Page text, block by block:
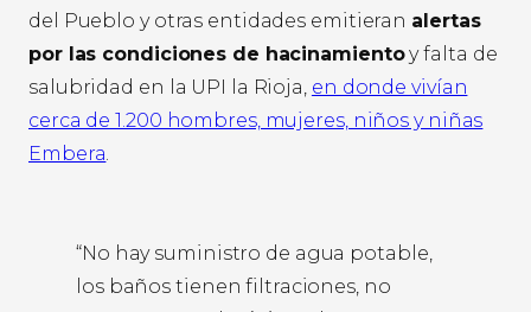
del Pueblo y otras entidades emitieran alertas
por las condiciones de hacinamientoy falta de
salubridad en la UPI la Rioja, en donde vivían
cerca de 1.200 hombres, mujeres, niños y niñas
Embera.
“No hay suministro de agua potable,
los baños tienen filtraciones, no